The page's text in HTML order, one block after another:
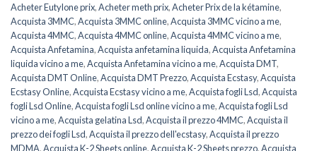
Acheter Eutylone prix,Acheter meth prix,Acheter Prix de la kétamine,
Acquista 3MMC,Acquista 3MMC online,Acquista 3MMC vicino a me,
Acquista 4MMC,Acquista 4MMC online,Acquista 4MMC vicino a me,
Acquista Anfetamina,Acquista anfetamina liquida,Acquista Anfetamina
liquida vicino a me,Acquista Anfetamina vicino a me,Acquista DMT,
Acquista DMT Online,Acquista DMT Prezzo,Acquista Ecstasy,Acquista
Ecstasy Online,Acquista Ecstasy vicino a me,Acquista fogli Lsd,Acquista
fogli Lsd Online,Acquista fogli Lsd online vicino a me,Acquista fogli Lsd
vicino a me,Acquista gelatina Lsd,Acquista il prezzo 4MMC,Acquista il
prezzo dei fogli Lsd,Acquista il prezzo dell'ecstasy,Acquista il prezzo
MDMA,Acquista K-2 Sheets online,Acquista K-2 Sheets prezzo,Acquista